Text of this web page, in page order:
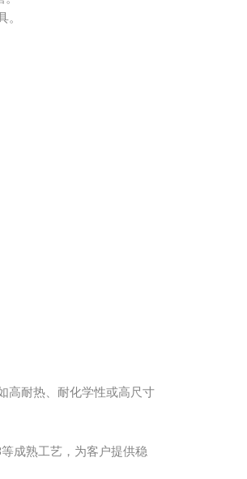
高耐热、耐化学性或高尺寸
成熟工艺，为客户提供稳